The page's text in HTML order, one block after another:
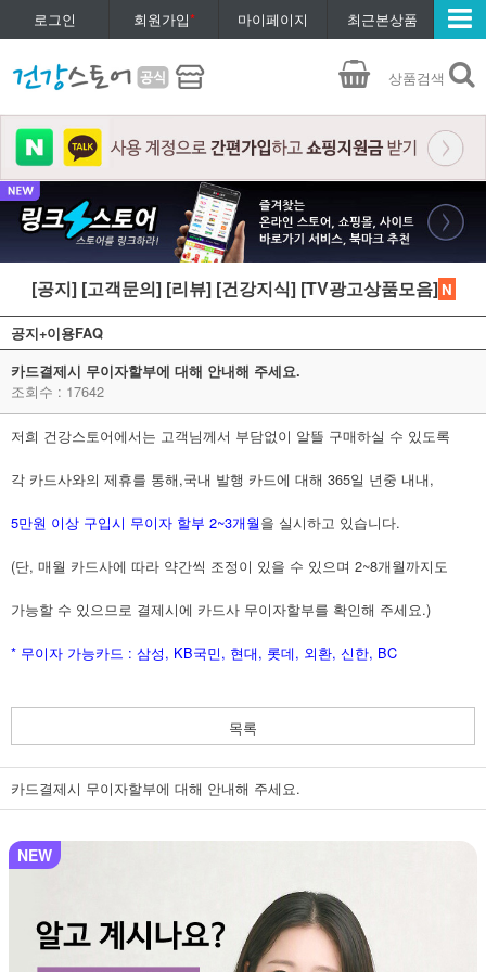
로그인 회원가입* 마이페이지 최근본상품
상품검색
[공지] [고객문의] [리뷰] [건강지식] [TV광고상품모음] N
공지+이용FAQ
카드결제시 무이자할부에 대해 안내해 주세요.
조회수 : 17642
저희 건강스토어에서는 고객님께서 부담없이 알뜰 구매하실 수 있도록
각 카드사와의 제휴를 통해,국내 발행 카드에 대해 365일 년중 내내,
5만원 이상 구입시 무이자 할부 2~3개월을 실시하고 있습니다.
(단, 매월 카드사에 따라 약간씩 조정이 있을 수 있으며 2~8개월까지도
가능할 수 있으므로 결제시에 카드사 무이자할부를 확인해 주세요.)
* 무이자 가능카드 : 삼성, KB국민, 현대, 롯데, 외환, 신한, BC
목록
카드결제시 무이자할부에 대해 안내해 주세요.
NEW